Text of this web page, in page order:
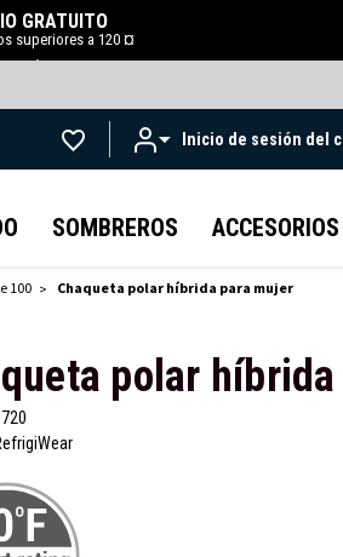
GRATUITO
superiores a 120 ¤
.
Inicio de sesión del
SOMBREROS ACCESORIOS
100 Chaqueta polar híbrida para mujer
polar